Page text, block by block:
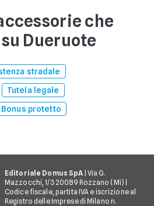
che
Dueruote
stradale
Tutela legale
Bonus protetto
Editoriale Domus SpA | Via G.
Mazzocchi, 1/3 20089 Rozzano (Mi) |
Codice fiscale, partita IVA e iscrizione al
Registro delle Imprese di Milano n.